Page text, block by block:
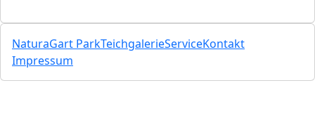
NaturaGart ParkTeichgalerieServiceKontakt
Impressum